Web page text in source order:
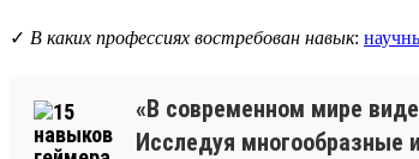
✓ В каких профессиях востребован навык:
«В современном мире
Исследуя многообразные